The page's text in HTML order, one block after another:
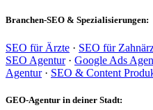
Branchen-SEO & Spezialisierungen:
SEO für Ärzte · SEO für
SEO Agentur· Google Ads
Agentur· SEO & Content
GEO-Agentur in deiner Stadt: